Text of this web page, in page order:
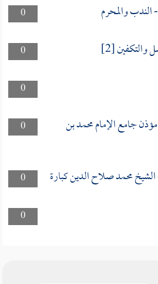
0
الندب والمحرم
0
[2]
0
0
جامع الإمام محمد بن
0
محمد صلاح الدين كبارة
0